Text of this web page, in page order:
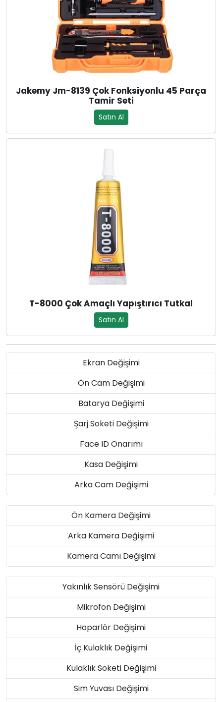
Jakemy Jm-8139 Çok Fonksiyonlu 45 Parça
Tamir Seti
Satın Al
T-8000 Çok Amaçlı Yapıştırıcı Tutkal
Satın Al
Ekran Değişimi
Ön Cam Değişimi
Batarya Değişimi
Şarj Soketi Değişimi
Face ID Onarımı
Kasa Değişimi
Arka Cam Değişimi
Ön Kamera Değişimi
Arka Kamera Değişimi
Kamera Camı Değişimi
Yakınlık Sensörü Değişimi
Mikrofon Değişimi
Hoparlör Değişimi
İç Kulaklık Değişimi
Kulaklık Soketi Değişimi
Sim Yuvası Değişimi